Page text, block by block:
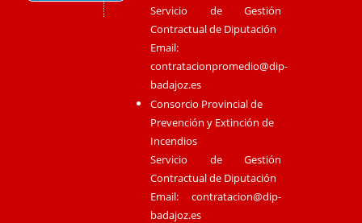
Servicio de Gestión
Contractual de Diputación
Email:
contratacionpromedio@dip-
badajoz.es
Consorcio Provincial de
Prevención y Extinción de
Incendios
Servicio de Gestión
Contractual de Diputación
Email:contratacion@dip-
badajoz.es